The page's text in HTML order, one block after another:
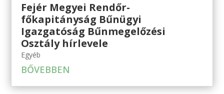
Fejér Megyei Rendőr-
főkapitányság Bűnügyi
Igazgatóság Bűnmegelőzési
Osztály hírlevele
Egyéb
BŐVEBBEN